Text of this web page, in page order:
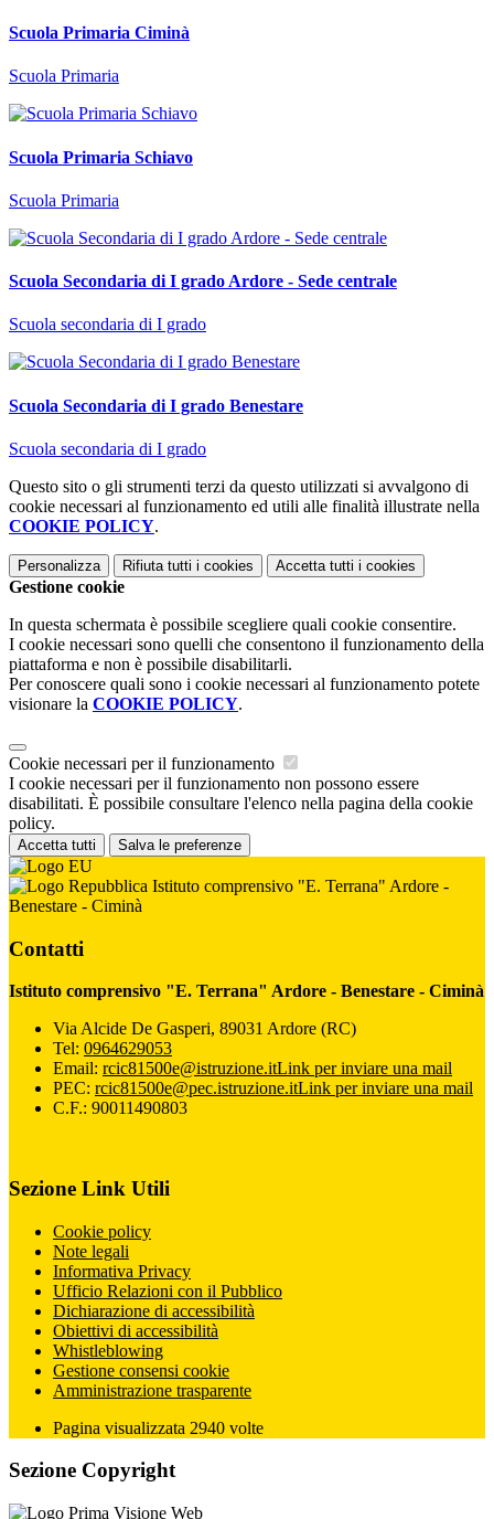
Scuola Primaria Ciminà
Scuola Primaria
Scuola Primaria Schiavo
Scuola Primaria
Scuola Secondaria di I grado Ardore - Sede centrale
Scuola secondaria di I grado
Scuola Secondaria di I grado Benestare
Scuola secondaria di I grado
Questo sito o gli strumenti terzi da questo utilizzati si avvalgono di
cookie necessari al funzionamento ed utili alle finalità illustrate nella
COOKIE POLICY.
Personalizza Rifiuta tutti i cookies Accetta tutti i cookies
Gestione cookie
In questa schermata è possibile scegliere quali cookie consentire.
I cookie necessari sono quelli che consentono il funzionamento della
piattaforma e non è possibile disabilitarli.
Per conoscere quali sono i cookie necessari al funzionamento potete
visionare la COOKIE POLICY.
Cookie necessari per il funzionamento
I cookie necessari per il funzionamento non possono essere
disabilitati. È possibile consultare l'elenco nella pagina della cookie
policy.
Accetta tutti Salva le preferenze
Istituto comprensivo "E. Terrana" Ardore -
Benestare - Ciminà
Contatti
Istituto comprensivo "E. Terrana" Ardore - Benestare - Ciminà
Via Alcide De Gasperi, 89031 Ardore (RC)
Tel: 0964629053
Email: rcic81500e@istruzione.itLink per inviare una mail
PEC: rcic81500e@pec.istruzione.itLink per inviare una mail
C.F.: 90011490803
Sezione Link Utili
Cookie policy
Note legali
Informativa Privacy
Ufficio Relazioni con il Pubblico
Dichiarazione di accessibilità
Obiettivi di accessibilità
Whistleblowing
Gestione consensi cookie
Amministrazione trasparente
Pagina visualizzata 2940 volte
Sezione Copyright